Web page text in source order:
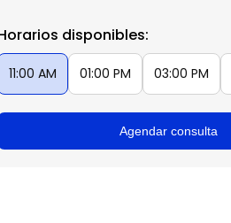
disponibles:
11:00 AM 01:00 PM 03:00 PM
Agendar consulta